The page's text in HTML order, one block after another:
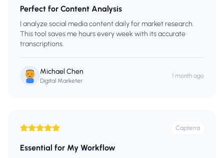
Perfect for Content Analysis
I analyze social media content daily for market research.
This tool saves me hours every week with its accurate
transcriptions.
Michael Chen
Digital Marketer
1 month ago
Capterra
Essential for My Workflow